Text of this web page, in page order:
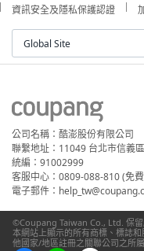
資訊安全及隱私保護認證
Global Site
公司名稱：酷澎股份有限公司
聯繫地址：11049 台北市信義
統編：91002999
客服中心：0809-088-810 (免
電子郵件：
©Coupang Taiwan Co., Ltd. 保留
本網站上顯示的所有商標、標誌
他國家/地區註冊之關聯公司之所